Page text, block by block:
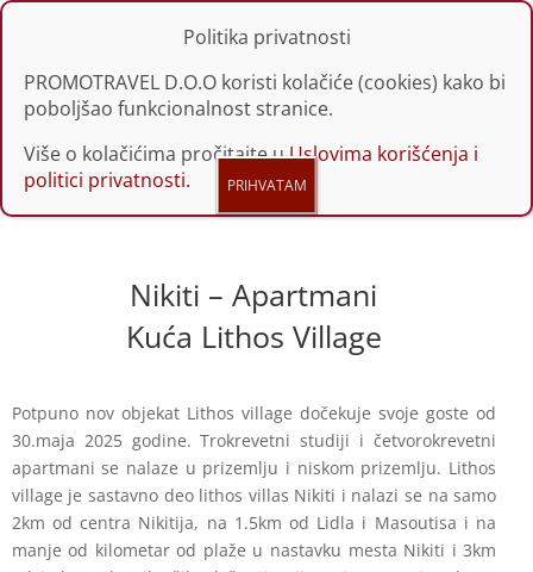
Nikiti – Apartmani
Kuća Lithos Village
Potpuno nov objekat Lithos village dočekuje svoje goste od
30.maja 2025 godine. Trokrevetni studiji i četvorokrevetni
apartmani se nalaze u prizemlju i niskom prizemlju. Lithos
village je sastavno deo lithos villas Nikiti i nalazi se na samo
2km od centra Nikitija, na 1.5km od Lidla i Masoutisa i na
manje od kilometar od plaže u nastavku mesta Nikiti i 3km
Politika privatnosti
PROMOTRAVEL D.O.O koristi kolačiće (cookies) kako bi
poboljšao funkcionalnost stranice.
Više o kolačićima pročitajte uUslovima korišćenja i
politici privatnosti.